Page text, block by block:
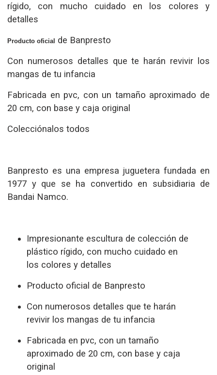
rígido, con mucho cuidado en los colores y
detalles
Producto oficial de Banpresto
Con numerosos detalles que te harán revivir los
mangas de tu infancia
Fabricada en pvc, con un tamaño aproximado de
20 cm, con base y caja original
Colecciónalos todos
Banpresto es una empresa juguetera fundada en
1977 y que se ha convertido en subsidiaria de
Bandai Namco.
Impresionante escultura de colección de
plástico rígido, con mucho cuidado en
los colores y detalles
Producto oficial de Banpresto
Con numerosos detalles que te harán
revivir los mangas de tu infancia
Fabricada en pvc, con un tamaño
aproximado de 20 cm, con base y caja
original